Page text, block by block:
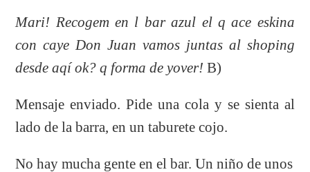
Mari! Recogem en l bar azul el q ace eskina
con caye Don Juan vamos juntas al shoping
desde aqí ok? q forma de yover! B)
Mensaje enviado. Pide una cola y se sienta al
lado de la barra, en un taburete cojo.
No hay mucha gente en el bar. Un niño de unos